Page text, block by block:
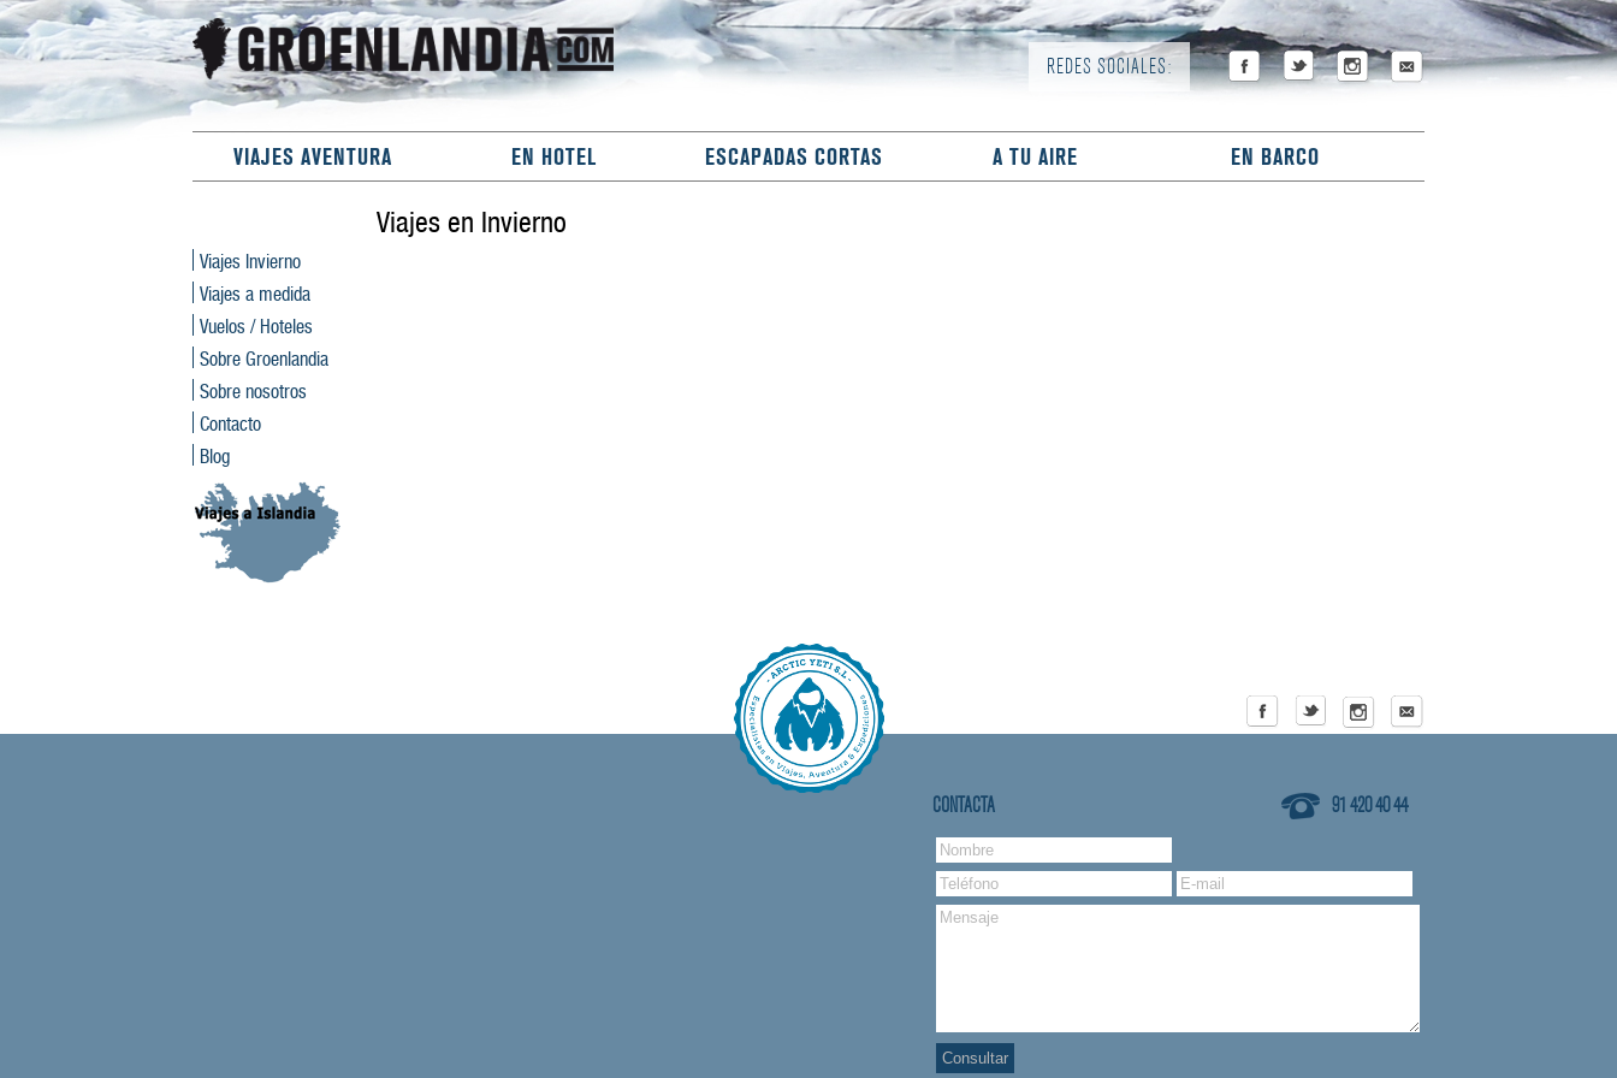
REDES SOCIALES:
VIAJES AVENTURA EN HOTEL ESCAPADAS CORTAS A TU AIRE EN BARCO
Viajes Invierno
Viajes a medida
Vuelos / Hoteles
Sobre Groenlandia
Sobre nosotros
Contacto
Blog
Viajes en Invierno
CONTACTA 91 420 40 44